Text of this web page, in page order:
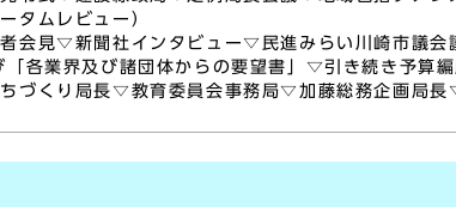
タムレビュー）
会見▽新聞社インタビュー▽民進みらい川崎市議会
「各業界及び諸団体からの要望書」▽引き続き予算
ちづくり局長▽教育委員会事務局▽加藤総務企画局